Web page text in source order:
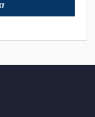
BTZ-
254К